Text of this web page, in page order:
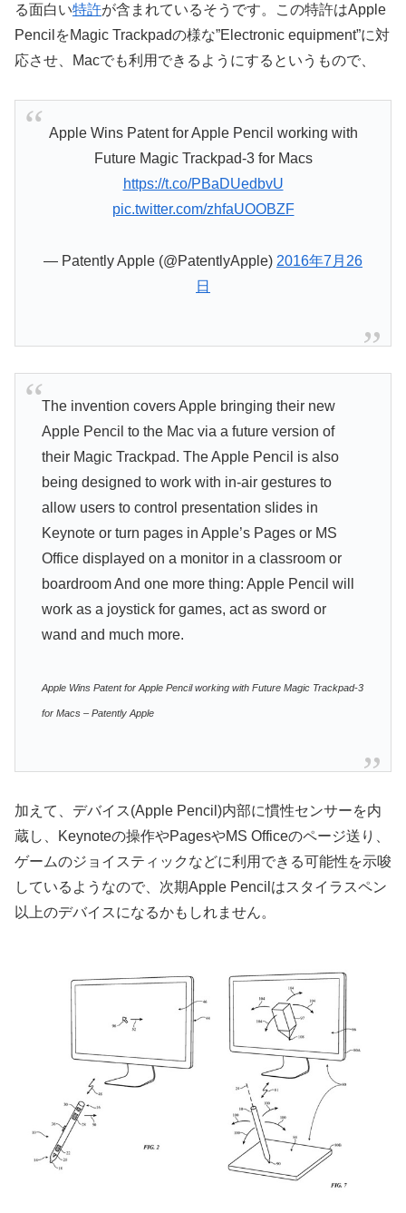
る面白い特許が含まれているそうです。この特許はApple
PencilをMagic Trackpadの様な”Electronic equipment”に対
応させ、Macでも利用できるようにするというもので、
Apple Wins Patent for Apple Pencil working with
Future Magic Trackpad-3 for Macs
https://t.co/PBaDUedbvU
pic.twitter.com/zhfaUOOBZF
— Patently Apple (@PatentlyApple) 2016年7月26
日
The invention covers Apple bringing their new
Apple Pencil to the Mac via a future version of
their Magic Trackpad. The Apple Pencil is also
being designed to work with in-air gestures to
allow users to control presentation slides in
Keynote or turn pages in Apple’s Pages or MS
Office displayed on a monitor in a classroom or
boardroom And one more thing: Apple Pencil will
work as a joystick for games, act as sword or
wand and much more.
Apple Wins Patent for Apple Pencil working with Future Magic Trackpad-3
for Macs – Patently Apple
加えて、デバイス(Apple Pencil)内部に慣性センサーを内
蔵し、Keynoteの操作やPagesやMS Officeのページ送り、
ゲームのジョイスティックなどに利用できる可能性を示唆
しているようなので、次期Apple Pencilはスタイラスペン
以上のデバイスになるかもしれません。